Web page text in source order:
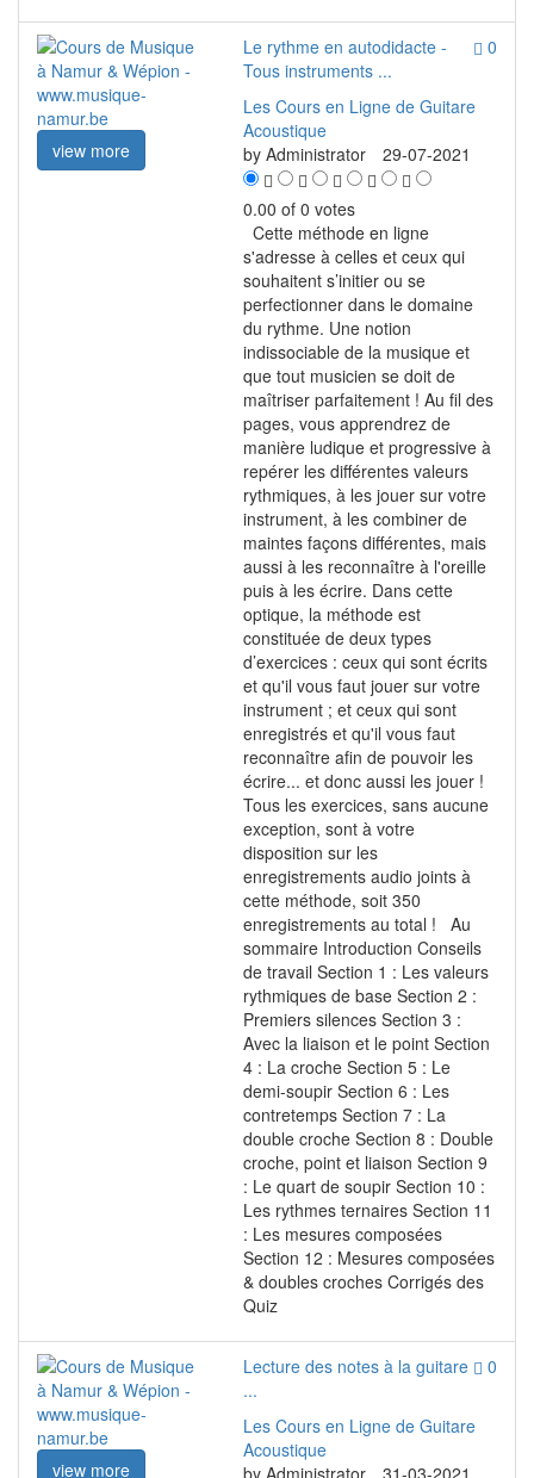
view more
0
Le rythme en autodidacte -
Tous instruments ...
Les Cours en Ligne de Guitare
Acoustique
byAdministrator 29-07-2021
0.00 of 0 votes
Cette méthode en ligne
s'adresse à celles et ceux qui
souhaitent s’initier ou se
perfectionner dans le domaine
du rythme. Une notion
indissociable de la musique et
que tout musicien se doit de
maîtriser parfaitement ! Au fil des
pages, vous apprendrez de
manière ludique et progressive à
repérer les différentes valeurs
rythmiques, à les jouer sur votre
instrument, à les combiner de
maintes façons différentes, mais
aussi à les reconnaître à l'oreille
puis à les écrire. Dans cette
optique, la méthode est
constituée de deux types
d’exercices : ceux qui sont écrits
et qu'il vous faut jouer sur votre
instrument ; et ceux qui sont
enregistrés et qu'il vous faut
reconnaître afin de pouvoir les
écrire... et donc aussi les jouer !
Tous les exercices, sans aucune
exception, sont à votre
disposition sur les
enregistrements audio joints à
cette méthode, soit 350
enregistrements au total ! Au
sommaire Introduction Conseils
de travail Section 1 : Les valeurs
rythmiques de base Section 2 :
Premiers silences Section 3 :
Avec la liaison et le point Section
4 : La croche Section 5 : Le
demi-soupir Section 6 : Les
contretemps Section 7 : La
double croche Section 8 : Double
croche, point et liaison Section 9
: Le quart de soupir Section 10 :
Les rythmes ternaires Section 11
: Les mesures composées
Section 12 : Mesures composées
& doubles croches Corrigés des
Quiz
view more
0
Lecture des notes à la guitare
...
Les Cours en Ligne de Guitare
Acoustique